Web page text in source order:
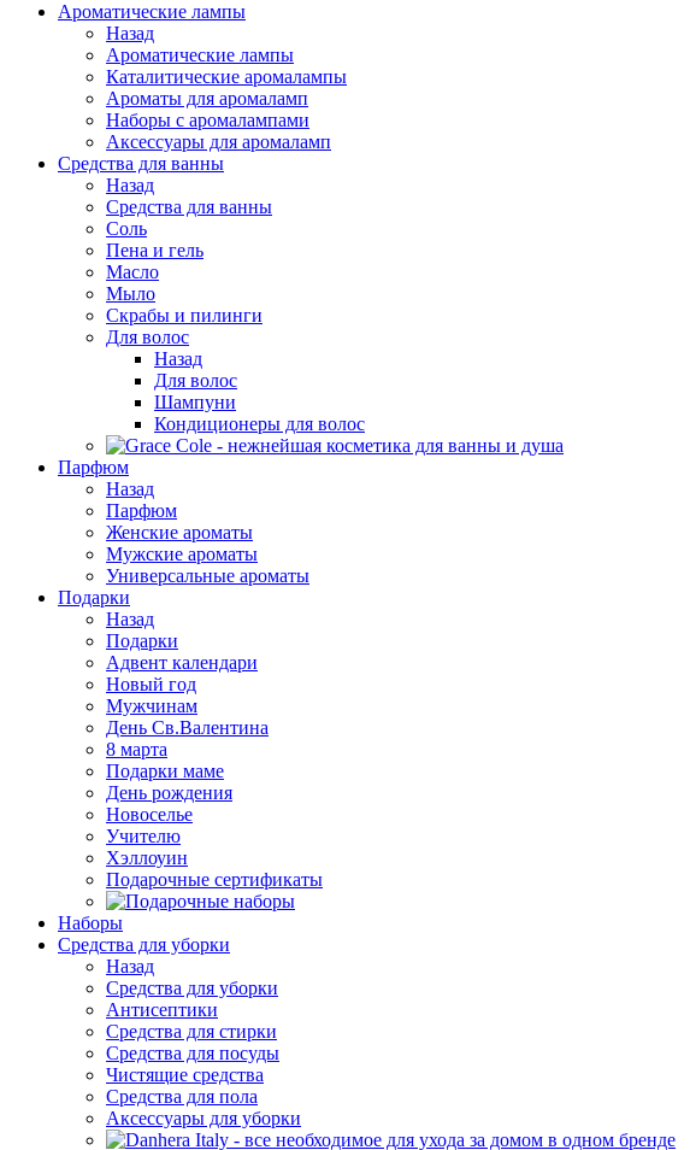
Ароматические лампы
Назад
Ароматические лампы
Каталитические аромалампы
Ароматы для аромаламп
Наборы с аромалампами
Аксессуары для аромаламп
Средства для ванны
Назад
Средства для ванны
Соль
Пена и гель
Масло
Мыло
Скрабы и пилинги
Для волос
Назад
Для волос
Шампуни
Кондиционеры для волос
Парфюм
Назад
Парфюм
Женские ароматы
Мужские ароматы
Универсальные ароматы
Подарки
Назад
Подарки
Адвент календари
Новый год
Мужчинам
День Св.Валентина
8 марта
Подарки маме
День рождения
Новоселье
Учителю
Хэллоуин
Подарочные сертификаты
Наборы
Средства для уборки
Назад
Средства для уборки
Антисептики
Средства для стирки
Средства для посуды
Чистящие средства
Средства для пола
Аксессуары для уборки